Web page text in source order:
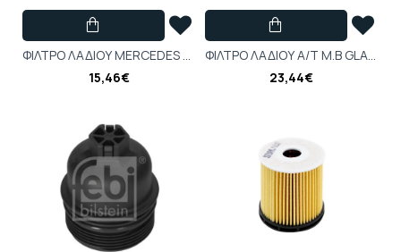
ΦΙΛΤΡΟ ΛΑΔΙΟΥ MERCEDES A-CLASS (W177) A45 AMG-Febi-FB172948
15,46€
ΦΙΛΤΡΟ ΛΑΔΙΟΥ Α/Τ M.B GLA (DSG 8 TAX)-Febi-FB194025
23,44€